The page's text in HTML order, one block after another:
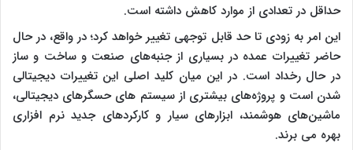
حداقل در تعدادی از موارد کاهش داشته است.
این امر به زودی تا حد قابل توجهی تغییر خواهد کرد؛ در واقع، در حال
حاضر تغییرات عمده در بسیاری از جنبه‌های صنعت و ساخت و ساز
در حال رخداد است. در این میان کلید اصلی این تغییرات دیجیتالی
شدن است و پروژه‌های بیشتری از سیستم ‌های حسگرهای دیجیتالی،
ماشین‌های هوشمند، ابزارهای سیار و کارکردهای جدید نرم افزاری
بهره می برند.